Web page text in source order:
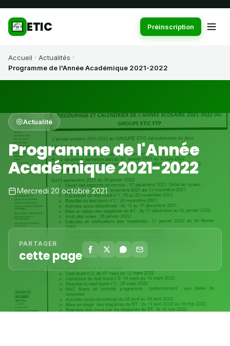
ETIC Préinscription
Accueil
Actualités
Programme de l'Année Académique 2021-2022
Actualité
Programme de l'Année
Académique 2021-2022
Mercredi 20 octobre 2021
PARTAGER
cette page